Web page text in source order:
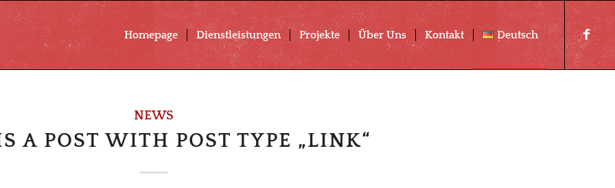
Homepage Dienstleistungen Projekte Über Uns Kontakt Deutsch
NEWS
A POST WITH POST TYPE „LINK“